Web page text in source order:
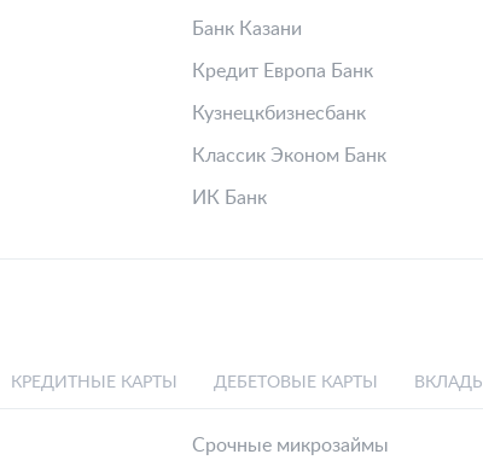
Банк Казани
Кредит Европа Банк
Кузнецкбизнесбанк
Классик Эконом Банк
ИК Банк
КРЕДИТНЫЕ КАРТЫ ДЕБЕТОВЫЕ КАРТЫ ВКЛАДЫ
Срочные микрозаймы